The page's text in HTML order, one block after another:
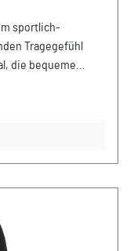
sportlich-
Tragegefühl
die bequeme
550
verwenden.
Ferdinand-
Nr.: